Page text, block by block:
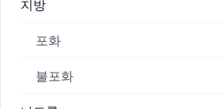
지방
포화
불포화